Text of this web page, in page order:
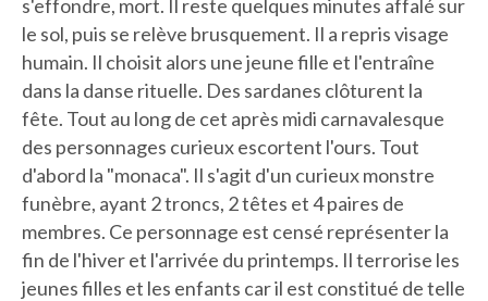
s'effondre, mort. Il reste quelques minutes affalé sur
le sol, puis se relève brusquement. Il a repris visage
humain. Il choisit alors une jeune fille et l'entraîne
dans la danse rituelle. Des sardanes clôturent la
fête. Tout au long de cet après midi carnavalesque
des personnages curieux escortent l'ours. Tout
d'abord la "monaca". Il s'agit d'un curieux monstre
funèbre, ayant 2 troncs, 2 têtes et 4 paires de
membres. Ce personnage est censé représenter la
fin de l'hiver et l'arrivée du printemps. Il terrorise les
jeunes filles et les enfants car il est constitué de telle